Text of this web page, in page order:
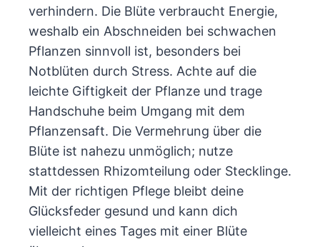
verhindern. Die Blüte verbraucht Energie,
weshalb ein Abschneiden bei schwachen
Pflanzen sinnvoll ist, besonders bei
Notblüten durch Stress. Achte auf die
leichte Giftigkeit der Pflanze und trage
Handschuhe beim Umgang mit dem
Pflanzensaft. Die Vermehrung über die
Blüte ist nahezu unmöglich; nutze
stattdessen Rhizomteilung oder Stecklinge.
Mit der richtigen Pflege bleibt deine
Glücksfeder gesund und kann dich
vielleicht eines Tages mit einer Blüte